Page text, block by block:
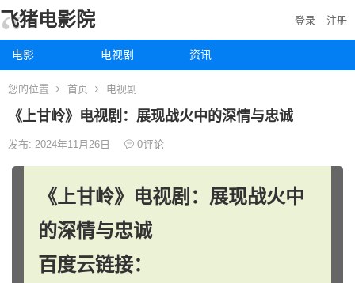
飞猪电影院
电影 电视剧 资讯
登录 注册
您的位置 首页 电视剧
《上甘岭》电视剧：展现战火中的深情与忠诚
发布: 2024年11月26日 0评论
《上甘岭》电视剧：展现战火中
的深情与忠诚
百度云链接：